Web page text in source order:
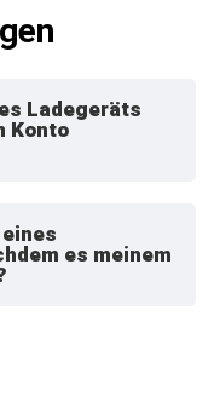
Ladegeräts
Konto
es meinem